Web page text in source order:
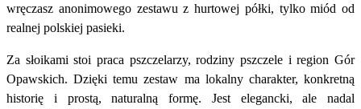
wręczasz anonimowego zestawu z hurtowej półki, tylko miód od
realnej polskiej pasieki.
Za słoikami stoi praca pszczelarzy, rodziny pszczele i region Gór
Opawskich. Dzięki temu zestaw ma lokalny charakter, konkretną
historię i prostą, naturalną formę. Jest elegancki, ale nadal